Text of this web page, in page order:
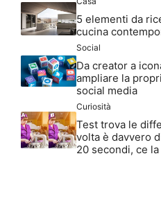
5 elementi da
cucina
Social
Da creator a
ampliare la
social media
Curiosità
Test trova le
volta è davvero
20 secondi, ce la